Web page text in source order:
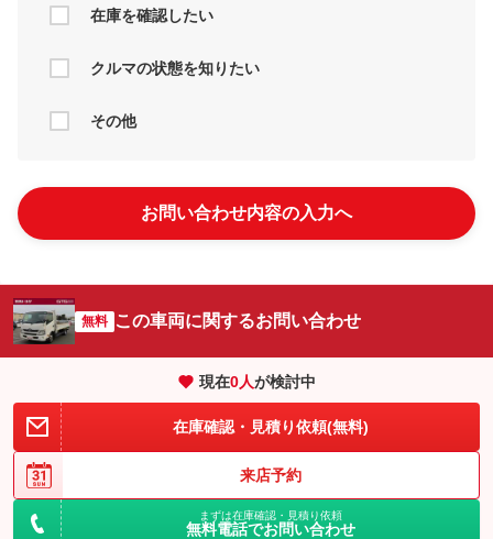
在庫を確認したい
クルマの状態を知りたい
その他
お問い合わせ内容の入力へ
無料 この車両に関するお問い合わせ
現在0人が検討中
在庫確認・見積り依頼(無料)
来店予約
まずは在庫確認・見積り依頼
無料電話でお問い合わせ